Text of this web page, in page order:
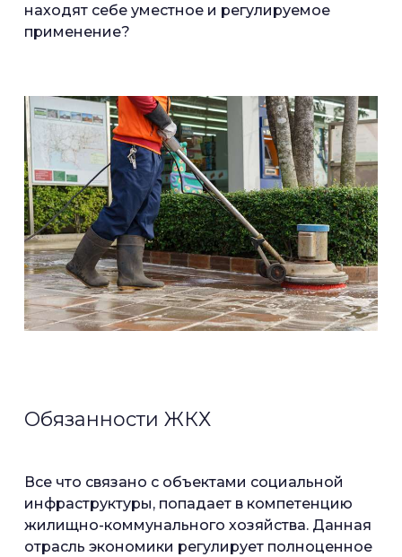
находят себе уместное и регулируемое
применение?
Обязанности ЖКХ
Все что связано с объектами социальной
инфраструктуры, попадает в компетенцию
жилищно-коммунального хозяйства. Данная
отрасль экономики регулирует полноценное